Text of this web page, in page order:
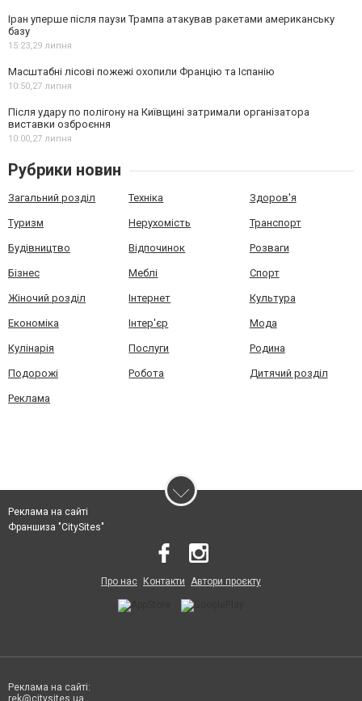
Іран уперше після паузи Трампа атакував ракетами американську
базу
15:23,29 липня
Масштабні лісові пожежі охопили Францію та Іспанію
10:50,27 липня
Після удару по полігону на Київщині затримали організатора
виставки озброєння
10:00,27 липня
Рубрики новин
Загальний розділ Техніка Здоров'я
Туризм Нерухомість Транспорт
Будівництво Відпочинок Розваги
Бізнес Меблі Спорт
Жіночий розділ Інтернет Культура
Економіка Інтер'єр Мода
Кулінарія Послуги Родина
Подорожі Робота Дитячий розділ
Реклама
Реклама на сайті
Франшиза "CitySites"
Про нас Контакти Автори проєкту
Реклама на сайті:
rek@citysites.ua